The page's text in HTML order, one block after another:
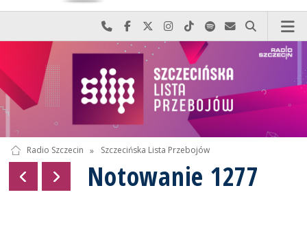
Najlepiej po prostu do nas zadzwoń
Odwiedź nas na Facebook-u
Odwiedź nas na X
Odwiedź nas na Instagram-ie
Odwiedź nas na TikTok-u
Szukaj nas na Spotify
Wyślij do nas
Szukaj
Radio Szczecin » Szczecińska Lista Przebojów
Notowanie 1277